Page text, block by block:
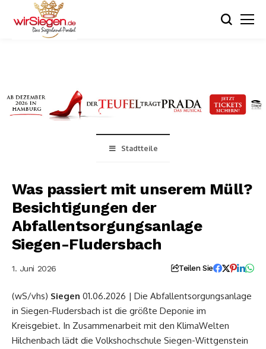
Stadtteile
Was passiert mit unserem Müll?
Besichtigungen der
Abfallentsorgungsanlage
Siegen-Fludersbach
1. Juni 2026 Teilen Sie
(wS/vhs) Siegen 01.06.2026 | Die Abfallentsorgungsanlage
in Siegen-Fludersbach ist die größte Deponie im
Kreisgebiet. In Zusammenarbeit mit den KlimaWelten
Hilchenbach lädt die Volkshochschule Siegen-Wittgenstein